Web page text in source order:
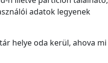
adatok legyenek
helye oda kerül, ahova mi